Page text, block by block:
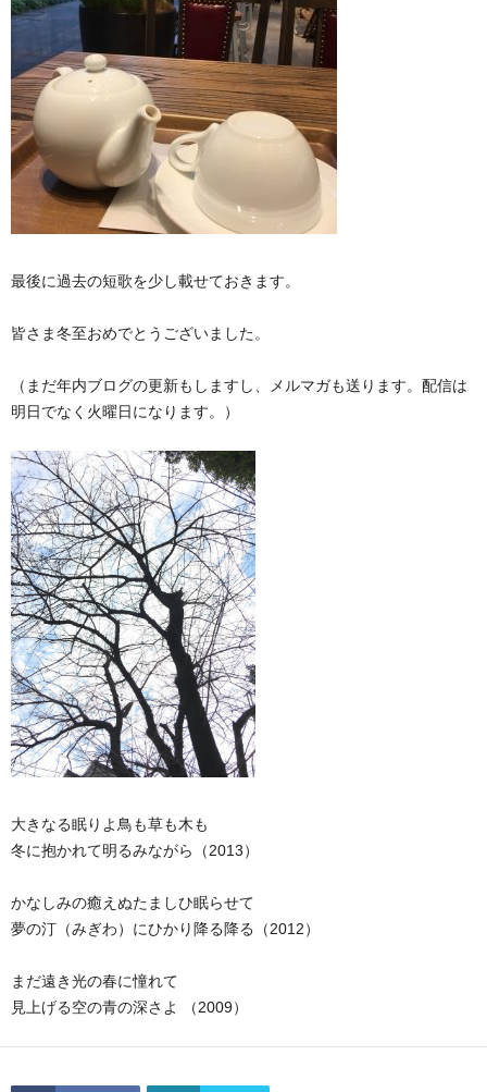
最後に過去の短歌を少し載せておきます。
皆さま冬至おめでとうございました。
（まだ年内ブログの更新もしますし、メルマガも送ります。配信は
明日でなく火曜日になります。）
大きなる眠りよ鳥も草も木も
冬に抱かれて明るみながら（2013）
かなしみの癒えぬたましひ眠らせて
夢の汀（みぎわ）にひかり降る降る（2012）
まだ遠き光の春に憧れて
見上げる空の青の深さよ （2009）